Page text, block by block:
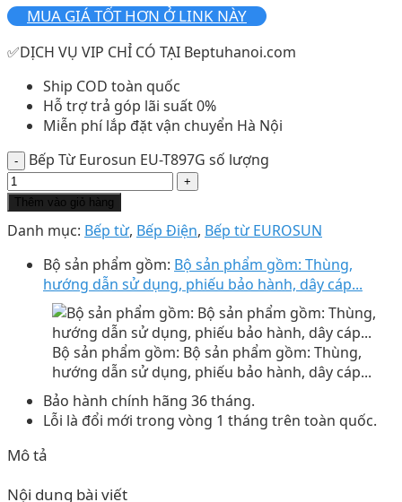
MUA GIÁ TỐT HƠN Ở LINK NÀY
✅DỊCH VỤ VIP CHỈ CÓ TẠI Beptuhanoi.com
Ship COD toàn quốc
Hỗ trợ trả góp lãi suất 0%
Miễn phí lắp đặt vận chuyển Hà Nội
Bếp Từ Eurosun EU-T897G số lượng
Thêm vào giỏ hàng
Danh mục: Bếp từ, Bếp Điện, Bếp từ EUROSUN
Bộ sản phẩm gồm: Bộ sản phẩm gồm: Thùng,
hướng dẫn sử dụng, phiếu bảo hành, dây cáp...
Bộ sản phẩm gồm: Bộ sản phẩm gồm: Thùng,
hướng dẫn sử dụng, phiếu bảo hành, dây cáp...
Bảo hành chính hãng 36 tháng.
Lỗi là đổi mới trong vòng 1 tháng trên toàn quốc.
Mô tả
Nội dung bài viết